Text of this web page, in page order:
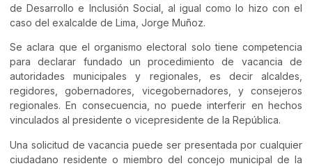
de Desarrollo e Inclusión Social, al igual como lo hizo con el
caso del exalcalde de Lima, Jorge Muñoz.
Se aclara que el organismo electoral solo tiene competencia
para declarar fundado un procedimiento de vacancia de
autoridades municipales y regionales, es decir alcaldes,
regidores, gobernadores, vicegobernadores, y consejeros
regionales. En consecuencia, no puede interferir en hechos
vinculados al presidente o vicepresidente de la República.
Una solicitud de vacancia puede ser presentada por cualquier
ciudadano residente o miembro del concejo municipal de la